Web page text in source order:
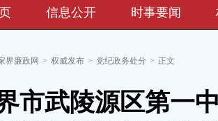
信息公开 时事要闻
界廉政网 > 权威发布 > 党纪政务处分 > 正文
市武陵源区第一